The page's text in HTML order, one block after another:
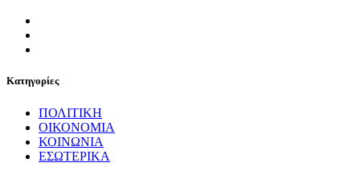
Κατηγορίες
ΠΟΛΙΤΙΚΗ
ΟΙΚΟΝΟΜΙΑ
ΚΟΙΝΩΝΙΑ
ΕΣΩΤΕΡΙΚΑ